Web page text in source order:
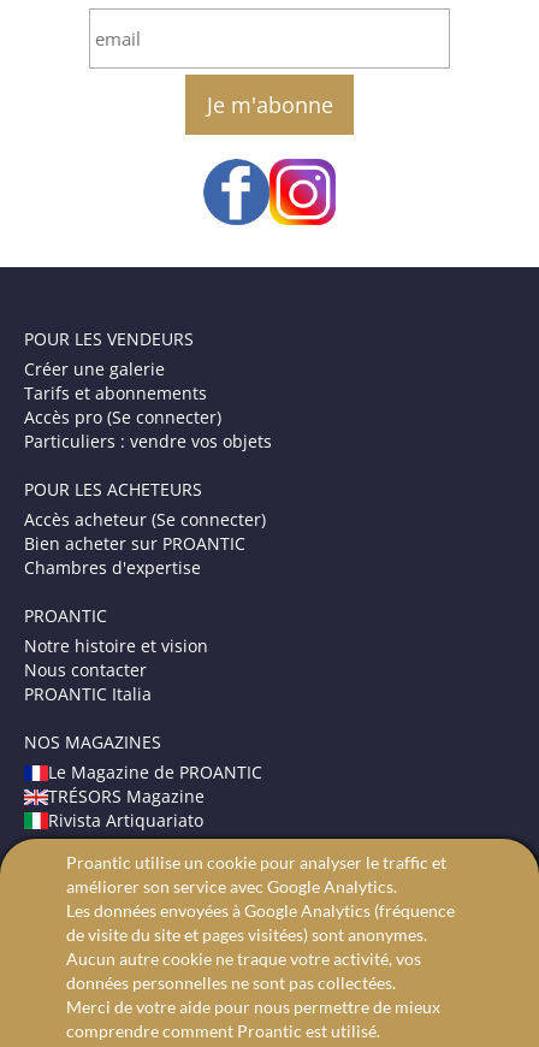
email
POUR LES VENDEURS
Créer une galerie
Tarifs et abonnements
Accès pro (Se connecter)
Particuliers : vendre vos objets
POUR LES ACHETEURS
Accès acheteur (Se connecter)
Bien acheter sur PROANTIC
Chambres d'expertise
PROANTIC
Notre histoire et vision
Nous contacter
PROANTIC Italia
NOS MAGAZINES
Le Magazine de PROANTIC
TRÉSORS Magazine
Rivista Artiquariato
CONDITIONS GÉNÉRALES
Mentions légales
Protection des données
Recherche avancée
Proantic utilise un cookie pour analyser le traffic et
améliorer son service avec Google Analytics.
Les données envoyées à Google Analytics (fréquence
de visite du site et pages visitées) sont anonymes.
Aucun autre cookie ne traque votre activité, vos
données personnelles ne sont pas collectées.
Merci de votre aide pour nous permettre de mieux
comprendre comment Proantic est utilisé.